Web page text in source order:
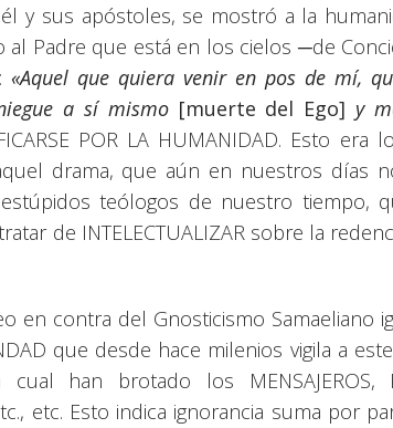
y sus apóstoles, se mostró a la
al Padre que está en los cielos ─de
«Aquel que quiera venir en pos de mí,
a sí mismo [muerte del Ego] y
POR LA HUMANIDAD. Esto
drama, que aún en nuestros días
teólogos de nuestro tiempo,
de INTELECTUALIZAR sobre la
en contra del Gnosticismo Samaeliano
que desde hace milenios vigila a
han brotado los MENSAJEROS,
etc. Esto indica ignorancia suma por